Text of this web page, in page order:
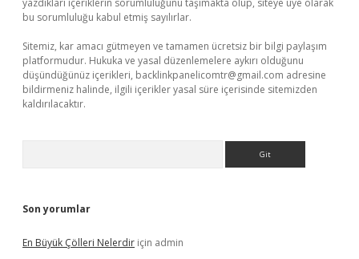
yazdıkları içeriklerin sorumluluğunu taşımakta olup, siteye üye olarak
bu sorumluluğu kabul etmiş sayılırlar.
Sitemiz, kar amacı gütmeyen ve tamamen ücretsiz bir bilgi paylaşım
platformudur. Hukuka ve yasal düzenlemelere aykırı olduğunu
düşündüğünüz içerikleri, backlinkpanelicomtr@gmail.com adresine
bildirmeniz halinde, ilgili içerikler yasal süre içerisinde sitemizden
kaldırılacaktır.
Son yorumlar
En Büyük Çölleri Nelerdir için admin